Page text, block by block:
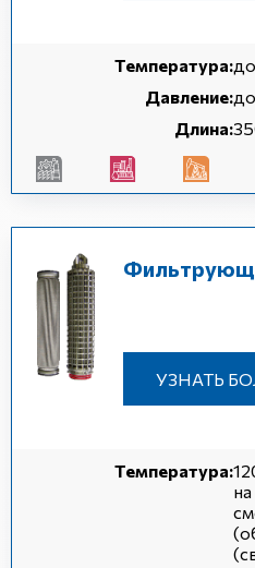
Температура:
Давление:
Длина:
УЗНАТЬ
Температура: